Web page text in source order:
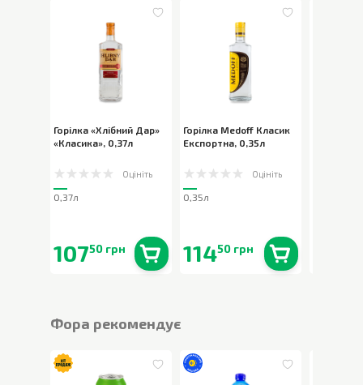
Горілка «Хлібний Дар»
«Класика», 0,37л
Оцініть
0,37л
10750 грн
Горілка Medoff Класик
Експортна, 0,35л
Оцініть
0,35л
11450 грн
Фора рекомендує